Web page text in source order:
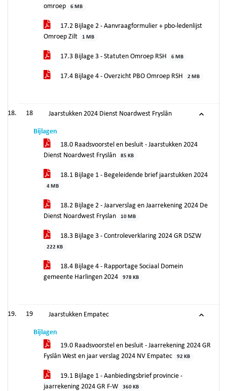
omroep
6 MB
17.2 Bijlage 2 - Aanvraagformulier + pbo-ledenlijst
Omroep Zilt
1 MB
17.3 Bijlage 3 - Statuten Omroep RSH 6 MB
17.4 Bijlage 4 - Overzicht PBO Omroep RSH 2 MB
18 Jaarstukken 2024 Dienst Noardwest Fryslân
Bijlagen
18.0 Raadsvoorstel en besluit - Jaarstukken 2024
Dienst Noardwest Fryslân
85 KB
18.1 Bijlage 1 - Begeleidende brief jaarstukken 2024
4 MB
18.2 Bijlage 2 - Jaarverslag en Jaarrekening 2024 De
Dienst Noardwest Fryslan
10 MB
18.3 Bijlage 3 - Controleverklaring 2024 GR DSZW
222 KB
18.4 Bijlage 4 - Rapportage Sociaal Domein
gemeente Harlingen 2024
978 KB
19 Jaarstukken Empatec
Bijlagen
19.0 Raadsvoorstel en besluit - Jaarrekening 2024 GR
Fyslân West en jaar verslag 2024 NV Empatec
92 KB
19.1 Bijlage 1 - Aanbiedingsbrief provincie -
jaarrekening 2024 GR F-W
360 KB